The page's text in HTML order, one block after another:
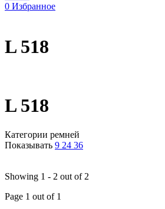
0 Избранное
L 518
L 518
Категории ремней
Показывать 9 24 36
Showing 1 - 2 out of 2
Page 1 out of 1